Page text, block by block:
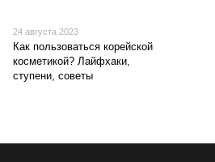
24 августа 2023
Как пользоваться корейской
косметикой? Лайфхаки,
ступени, советы